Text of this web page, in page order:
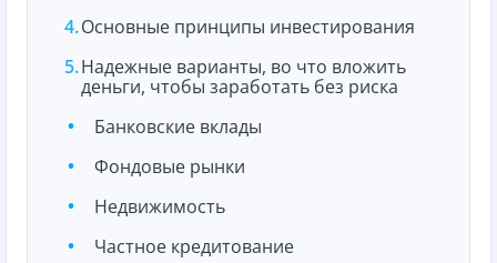
Основные принципы инвестирования
Надежные варианты, во что вложить
деньги, чтобы заработать без риска
Банковские вклады
Фондовые рынки
Недвижимость
Частное кредитование